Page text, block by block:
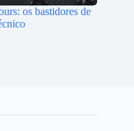
os bastidores de